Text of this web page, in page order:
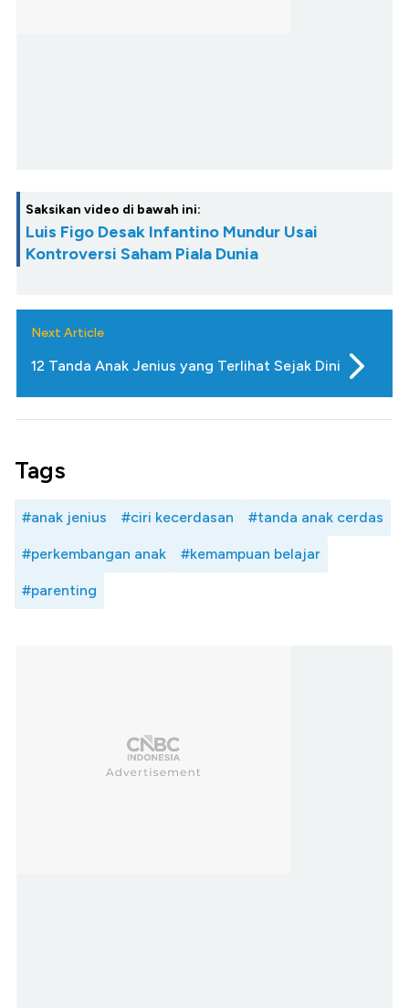
Saksikan video di bawah ini:
Luis Figo Desak Infantino Mundur Usai
Kontroversi Saham Piala Dunia
Next Article
12 Tanda Anak Jenius yang Terlihat Sejak Dini
Tags
#anak jenius #ciri kecerdasan #tanda anak cerdas
#perkembangan anak #kemampuan belajar
#parenting